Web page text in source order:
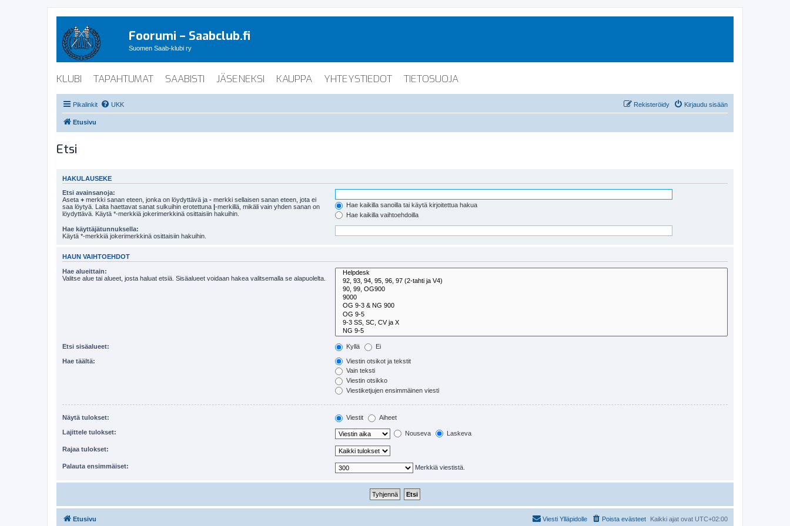
Foorumi – Saabclub.fi
Suomen Saab-klubi ry
KLUBI TAPAHTUMAT SAABISTI JÄSENEKSI KAUPPA YHTEYSTIEDOT TIETOSUOJA
Pikalinkit UKK Kirjaudu sisään
Rekisteröidy
Etusivu
Etsi
HAKULAUSEKE
Etsi avainsanoja:
Aseta + merkki sanan eteen, jonka on löydyttävä ja - merkki sellaisen sanan eteen, jota ei
saa löytyä. Laita haettavat sanat sulkuihin erotettuna |-merkillä, mikäli vain yhden sanan on
löydyttävä. Käytä *-merkkiä jokerimerkkinä osittaisiin hakuihin.
Hae kaikilla sanoilla tai käytä kirjoitettua hakua
Hae kaikilla vaihtoehdoilla
Hae käyttäjätunnuksella:
Käytä *-merkkiä jokerimerkkinä osittaisiin hakuihin.
HAUN VAIHTOEHDOT
Hae alueittain:
Valitse alue tai alueet, josta haluat etsiä. Sisäalueet voidaan hakea valitsemalla se alapuolelta.
Etsi sisäalueet: Kyllä Ei
Hae täältä:
Viestin otsikot ja tekstit
Vain teksti
Viestin otsikko
Viestiketjujen ensimmäinen viesti
Näytä tulokset: Viestit Aiheet
Lajittele tulokset: Nouseva Laskeva
Rajaa tulokset:
Palauta ensimmäiset: Merkkiä viestistä.
Etusivu Kaikki ajat ovat UTC+02:00
Poista evästeet
Viesti Ylläpidolle